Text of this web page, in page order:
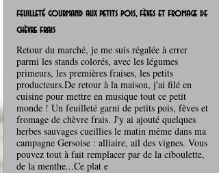
feuilleté gourmand aux petits pois, fèves et fromage de
chèvre frais
Retour du marché, je me suis régalée à errer
parmi les stands colorés, avec les légumes
primeurs, les premières fraises, les petits
producteurs.De retour à la maison, j'ai filé en
cuisine pour mettre en musique tout ce petit
monde ! Un feuilleté garni de petits pois, fèves et
fromage de chèvre frais. J'y ai ajouté quelques
herbes sauvages cueillies le matin même dans ma
campagne Gersoise : alliaire, ail des vignes. Vous
pouvez tout à fait remplacer par de la ciboulette,
de la menthe...Ce plat e